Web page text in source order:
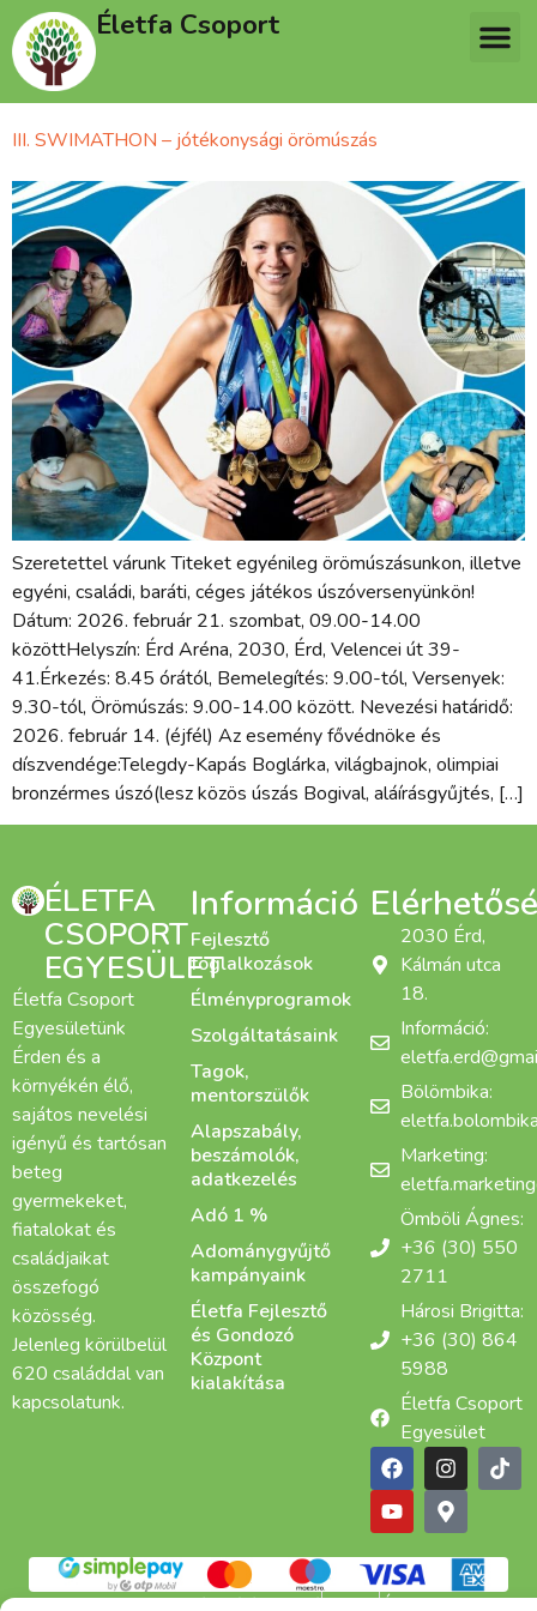
Életfa Csoport
III. SWIMATHON – jótékonysági örömúszás
Szeretettel várunk Titeket egyénileg örömúszásunkon, illetve
egyéni, családi, baráti, céges játékos úszóversenyünkön!
Dátum: 2026. február 21. szombat, 09.00-14.00
közöttHelyszín: Érd Aréna, 2030, Érd, Velencei út 39-
41.Érkezés: 8.45 órától, Bemelegítés: 9.00-tól, Versenyek:
9.30-tól, Örömúszás: 9.00-14.00 között. Nevezési határidő:
2026. február 14. (éjfél) Az esemény fővédnöke és
díszvendége:Telegdy-Kapás Boglárka, világbajnok, olimpiai
bronzérmes úszó(lesz közös úszás Bogival, aláírásgyűjtés, […]
ÉLETFA
CSOPORT
EGYESÜLET
Életfa Csoport
Egyesületünk
Érden és a
környékén élő,
sajátos nevelési
igényű és tartósan
beteg
gyermekeket,
fiatalokat és
családjaikat
összefogó
közösség.
Jelenleg körülbelül
620 családdal van
kapcsolatunk.
Információ
Fejlesztő
foglalkozások
Élményprogramok
Szolgáltatásaink
Tagok,
mentorszülők
Alapszabály,
beszámolók,
adatkezelés
Adó 1 %
Adománygyűjtő
kampányaink
Életfa Fejlesztő
és Gondozó
Központ
kialakítása
2030 Érd,
Kálmán utca
18.
Információ:
Bölömbika:
Marketing:
Ömböli Ágnes:
+36 (30) 550
2711
Hárosi Brigitta:
+36 (30) 864
5988
Életfa Csoport
Egyesület